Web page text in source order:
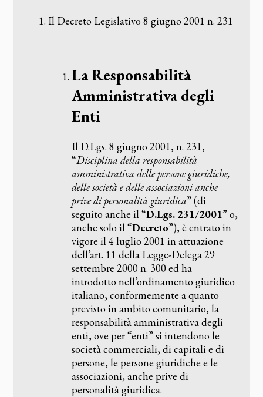
‌Il Decreto Legislativo 8 giugno 2001 n. 231
‌La Responsabilità
Amministrativa degli
Enti
Il D.Lgs. 8 giugno 2001, n. 231,
“Disciplina della responsabilità
amministrativa delle persone giuridiche,
delle società e delle associazioni anche
prive di personalità giuridica” (di
seguito anche il “D.Lgs. 231/2001” o,
anche solo il “Decreto”), è entrato in
vigore il 4 luglio 2001 in attuazione
dell’art. 11 della Legge-Delega 29
settembre 2000 n. 300 ed ha
introdotto nell’ordinamento giuridico
italiano, conformemente a quanto
previsto in ambito comunitario, la
responsabilità amministrativa degli
enti, ove per “enti” si intendono le
società commerciali, di capitali e di
persone, le persone giuridiche e le
associazioni, anche prive di
personalità giuridica.